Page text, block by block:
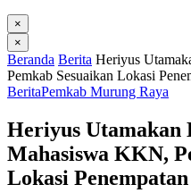
×
×
Beranda Berita Heriyus
Pemkab Sesuaikan Lokasi
BeritaPemkab Murung Raya
Heriyus Utamakan
Mahasiswa KKN,
Lokasi Penempatan